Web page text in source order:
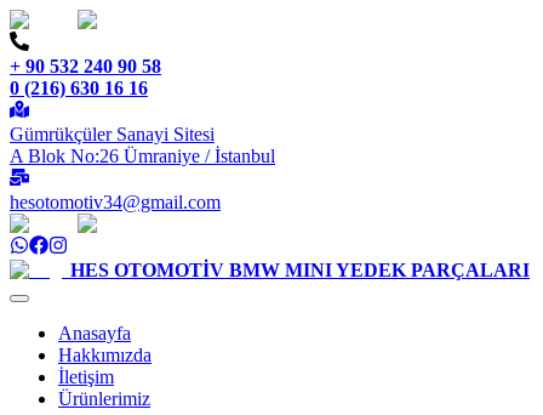
+ 90 532 240 90 58
0 (216) 630 16 16
Gümrükçüler Sanayi Sitesi
A Blok No:26 Ümraniye / İstanbul
hesotomotiv34@gmail.com
HES OTOMOTİV BMW MINI YEDEK PARÇALARI
Anasayfa
Hakkımızda
İletişim
Ürünlerimiz